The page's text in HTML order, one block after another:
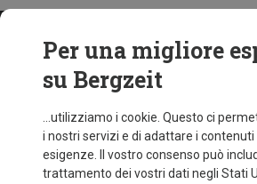
Per una migliore
su Bergzeit
...utilizziamo i cookie. Questo ci
i nostri servizi e di adattare i contenuti
esigenze. Il vostro consenso può
trattamento dei vostri dati negli Stati